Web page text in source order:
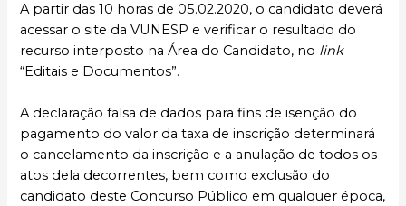
A partir das 10 horas de 05.02.2020, o candidato deverá
acessar o site da VUNESP e verificar o resultado do
recurso interposto na Área do Candidato, no link
“Editais e Documentos”.
A declaração falsa de dados para fins de isenção do
pagamento do valor da taxa de inscrição determinará
o cancelamento da inscrição e a anulação de todos os
atos dela decorrentes, bem como exclusão do
candidato deste Concurso Público em qualquer época,